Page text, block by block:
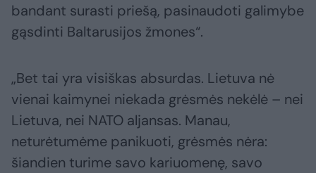
bandant surasti priešą, pasinaudoti galimybe
gąsdinti Baltarusijos žmones“.
„Bet tai yra visiškas absurdas. Lietuva nė
vienai kaimynei niekada grėsmės nekėlė – nei
Lietuva, nei NATO aljansas. Manau,
neturėtumėme panikuoti, grėsmės nėra:
šiandien turime savo kariuomenę, savo